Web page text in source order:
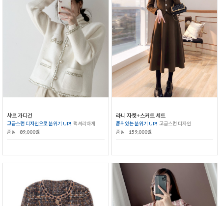
샤르 가디건
고급스런 디자인으로 분위기 UP! 럭셔리하게
품절
89,000원
라니 자켓+스커트 세트
품위있는 분위기 UP! 고급스런 디자인
품절
159,000원